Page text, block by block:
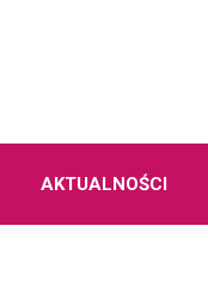
AKTUALNOŚCI